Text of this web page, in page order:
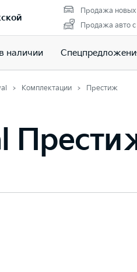
Продажа новых
Продажа авто
наличии
Комплектации Престиж